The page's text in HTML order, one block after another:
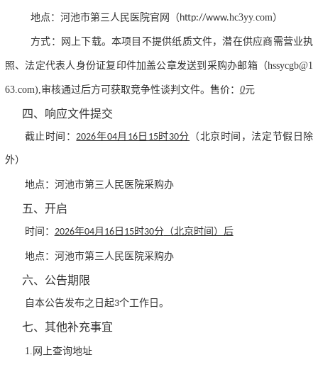
地点：河池市第三人民医院官网 （http://www.hc3yy.com ）
方式：网上下载。本项目不提供纸质文件，潜在供应商需营业执
照、法定代表人身份证复印件加盖公章发送到采购办邮箱（hssycgb@1
63.com),审核通过后方可 获取竞争性谈判文件。售价： 0元
四、响应文件提交
截止时间：2026年04月16日 15时30分 （北京时间 ，法定节假日除
外）
地点： 河池市第三人民医院采购办
五、开启
时间： 2026年04月16日 15时30分（北京时间）后
地点： 河池市第三人民医院采购办
六、公告期限
自本公告发布之日起3个工作日。
七、其他补充事宜
1 网上查询地址